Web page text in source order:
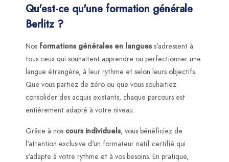
Qu'est-ce qu'une formation générale
Berlitz ?
Nos formations générales en langues s'adressent à
tous ceux qui souhaitent apprendre ou perfectionner une
langue étrangère, à leur rythme et selon leurs objectifs.
Que vous partiez de zéro ou que vous souhaitiez
consolider des acquis existants, chaque parcours est
entièrement adapté à votre niveau.
Grâce à nos cours individuels, vous bénéficiez de
l'attention exclusive d'un formateur natif certifié qui
s'adapte à votre rythme et à vos besoins. En pratique,